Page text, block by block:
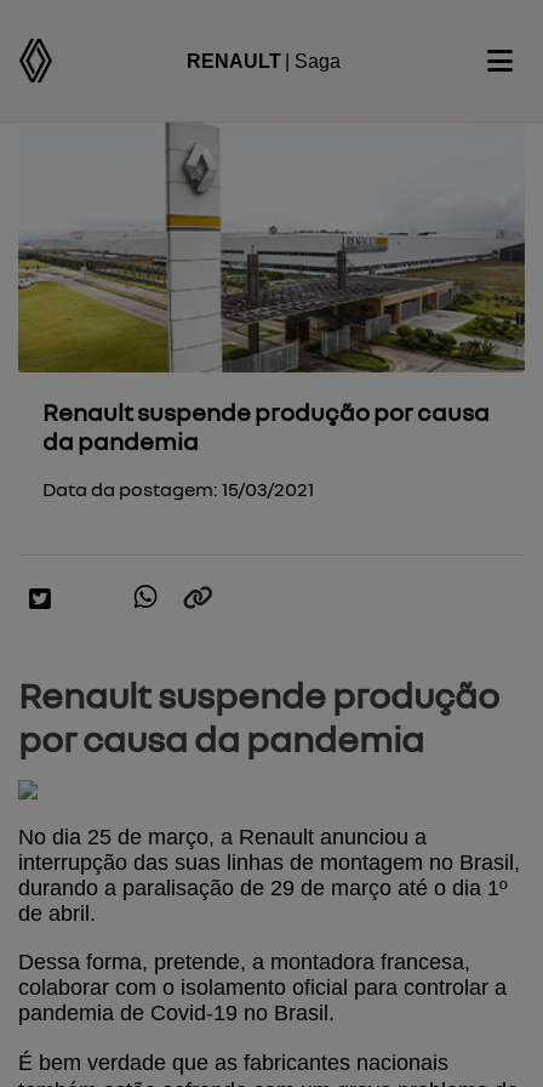
RENAULT | Saga
Renault suspende produção por causa
da pandemia
Data da postagem: 15/03/2021
Renault suspende produção
por causa da pandemia
No dia 25 de março, a Renault anunciou a
interrupção das suas linhas de montagem no Brasil,
durando a paralisação de 29 de março até o dia 1º
de abril.
Dessa forma, pretende, a montadora francesa,
colaborar com o isolamento oficial para controlar a
pandemia de Covid-19 no Brasil.
É bem verdade que as fabricantes nacionais